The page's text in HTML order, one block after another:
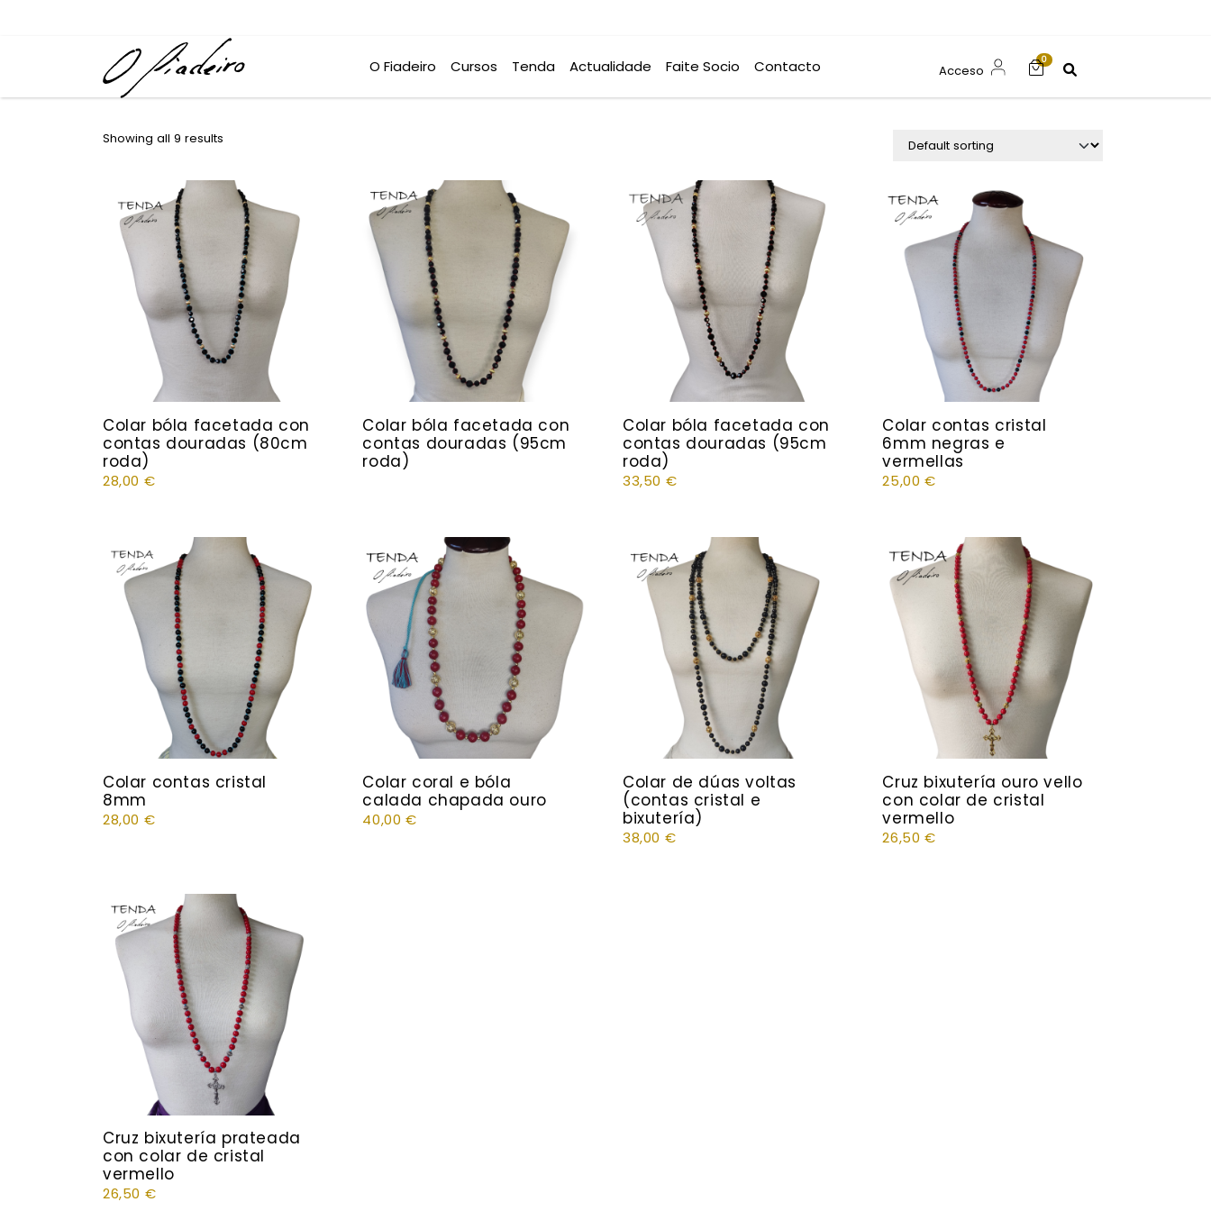
O Fiadeiro Cursos Tenda Actualidade Faite Socio Contacto Acceso
0
Showing all 9 results
Colar bóla facetada con
contas douradas (80cm
roda)
28,00 €
Colar bóla facetada con
contas douradas (95cm
roda)
Colar bóla facetada con
contas douradas (95cm
roda)
33,50 €
Colar contas cristal
6mm negras e
vermellas
25,00€
Colar contas cristal
8mm
28,00 €
Colar coral e bóla
calada chapada ouro
40,00€
Colar de dúas voltas
(contas cristal e
bixutería)
38,00 €
Cruz bixutería ouro vello
con colar de cristal
vermello
26,50€
Cruz bixutería prateada
con colar de cristal
vermello
26,50 €